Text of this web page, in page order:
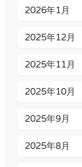
2026年1月
2025年12月
2025年11月
2025年10月
2025年9月
2025年8月